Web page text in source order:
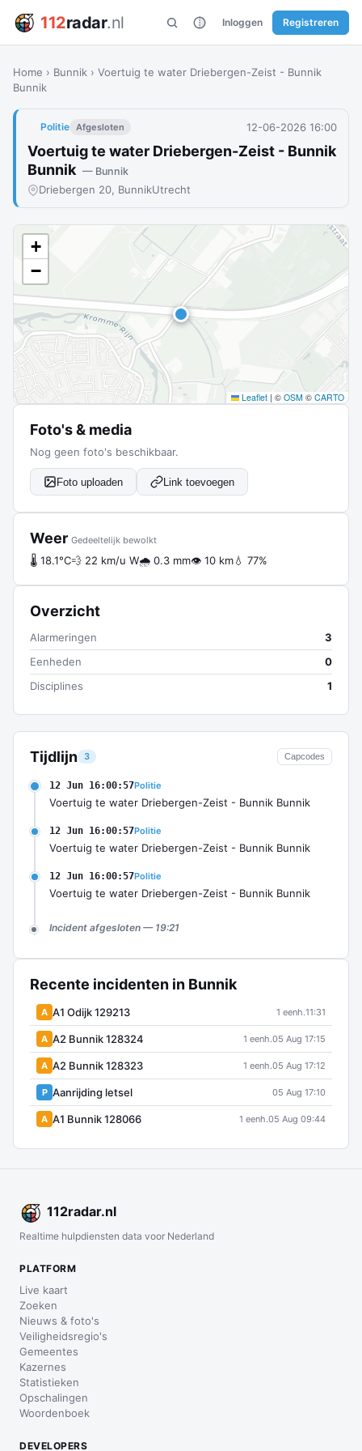
112radar.nl Inloggen Registreren
Home › Bunnik › Voertuig te water Driebergen-Zeist - Bunnik
Bunnik
Politie Afgesloten 12-06-2026 16:00
Voertuig te water Driebergen-Zeist - Bunnik
Bunnik — Bunnik
Driebergen 20, BunnikUtrecht
Tijdlijn 3 Capcodes
12 Jun 16:00:57Politie
Voertuig te water Driebergen-Zeist - Bunnik Bunnik
12 Jun 16:00:57Politie
Voertuig te water Driebergen-Zeist - Bunnik Bunnik
12 Jun 16:00:57Politie
Voertuig te water Driebergen-Zeist - Bunnik Bunnik
Incident afgesloten — 19:21
Recente incidenten in Bunnik
A A1 Odijk 129213 1 eenh.11:31
A A2 Bunnik 128324 1 eenh.05 Aug 17:15
A A2 Bunnik 128323 1 eenh.05 Aug 17:12
P Aanrijding letsel 05 Aug 17:10
A A1 Bunnik 128066 1 eenh.05 Aug 09:44
+
−
Leaflet | © OSM © CARTO
Foto's & media
Nog geen foto's beschikbaar.
Foto uploaden Link toevoegen
Weer Gedeeltelijk bewolkt
🌡 18.1°C💨 22 km/u W🌧 0.3 mm👁 10 km💧 77%
Overzicht
Alarmeringen
3
Eenheden
0
Disciplines
1
112radar.nl
Realtime hulpdiensten data voor Nederland
PLATFORM
Live kaart
Zoeken
Nieuws & foto's
Veiligheidsregio's
Gemeentes
Kazernes
Statistieken
Opschalingen
Woordenboek
DEVELOPERS